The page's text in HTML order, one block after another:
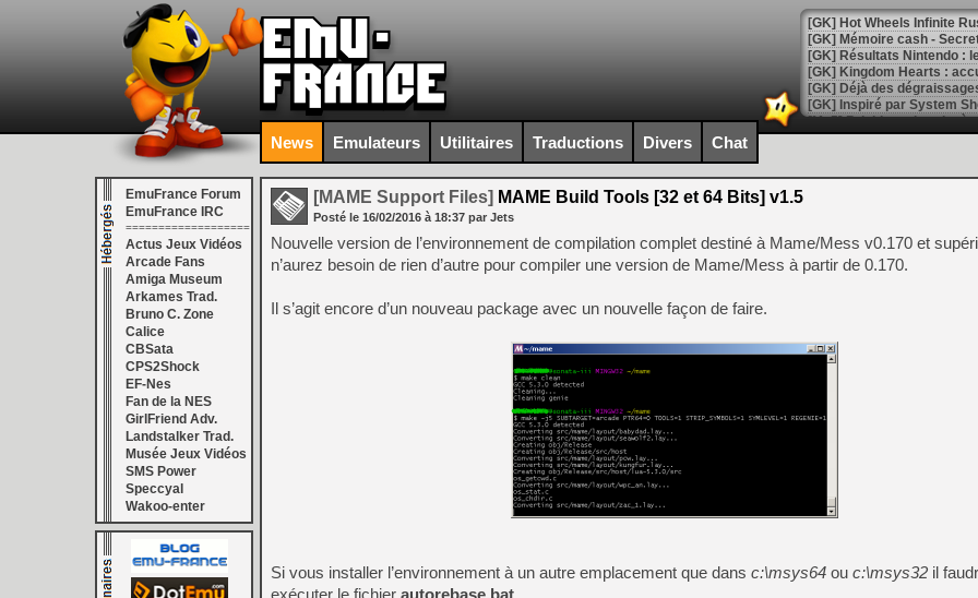
[GK] Hot Wheels Infinite
[GK] Mémoire cash -
[GK] Résultats Nintendo :
[GK] Déjà des
[Mo5] Brickboy cherche à
[GK] Minecraft et ses «
[GK] Beast of
[GK] Ubisoft : fin de partie
[GK] Mémoire cash -
[GK] Dan Houser (GTA)
[GK] Comment EA Sports
[GK] Crimson Moon : un
[GK] Isle of Reveries : le
[GK] Moonlighter 2 : The
[GK] Capcom relance
[Mo5] Deux inédits du
[GK] Le beat'em up The
[GK] Endless Legend 2 :
[LS] [PS5] Le WebKit
[GK] Oubliez Crazy Taxi,
News Emulateurs Utilitaires Traductions Divers Chat
EmuFrance Forum
EmuFrance IRC
===================
Actus Jeux Vidéos
Arcade Fans
Amiga Museum
Arkames Trad.
Bruno C. Zone
Calice
CBSata
CPS2Shock
EF-Nes
Fan de la NES
GirlFriend Adv.
Landstalker Trad.
Musée Jeux Vidéos
SMS Power
Speccyal
Wakoo-enter
[MAME Support Files] MAME Build Tools [32 et 64 Bits] v1.5
Posté le 16/02/2016 à 18:37 par Jets
Nouvelle version de l’environnement de compilation complet destiné à Mame/Mess v0.170 et
n’aurez besoin de rien d’autre pour compiler une version de Mame/Mess à partir de 0.170.
Il s’agit encore d’un nouveau package avec un nouvelle façon de faire.
Si vous installer l’environnement à un autre emplacement que dans c:\msys64 ou c:\msys32 il
exécuter le fichier autorebase.bat